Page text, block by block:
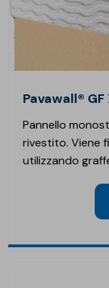
Pavawall® GF
Pannello
rivestito. Viene
utilizzando